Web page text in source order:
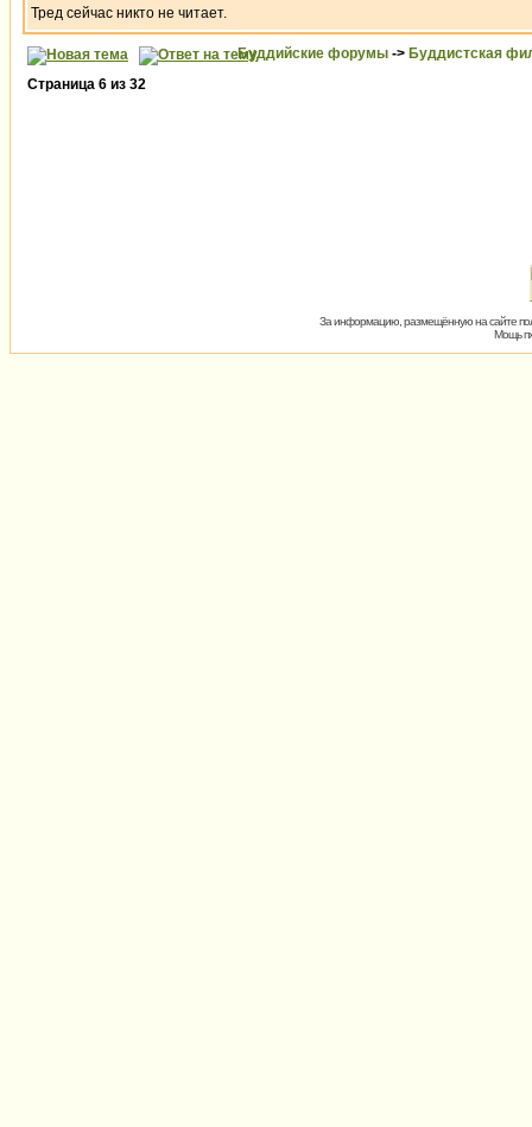
Тред сейчас никто не читает.
Буддийские форумы -> Буддистская
Страница 6 из 32
За информацию, размещённую на сайте
Мощь